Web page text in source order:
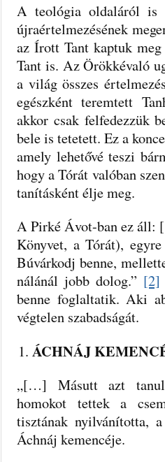
A teológia oldaláról is
újraértelmezésének
az Írott Tant kaptuk
Tant is. Az Örökkévaló
a világ összes
egészként teremtett
akkor csak felfedezzük
bele is tetetett. Ez a
amely lehetővé teszi
hogy a Tórát valóban
tanításként élje meg.
A Pirké Ávot-ban ez áll:
Könyvet, a Tórát),
Búvárkodj benne,
nálánál jobb dolog.” [2]
benne foglaltatik. Aki
végtelen szabadságát.
ÁCHNÁJ
„[…] Másutt azt
homokot tettek a
tisztának nyilvánította,
Áchnáj kemencéje.